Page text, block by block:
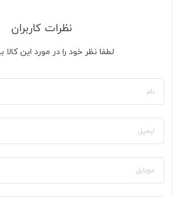
نظرات کاربران
لطفا نظر خود را در مورد این کالا